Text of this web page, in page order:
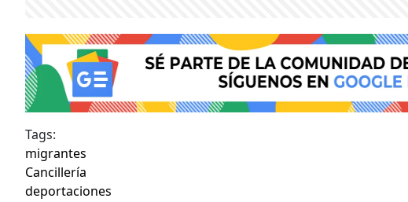
Tags:
migrantes
Cancillería
deportaciones